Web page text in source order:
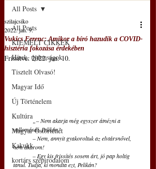
All Posts
KIEMELT CIKKEK
Hírek, újdonságok
Tisztelt Olvasó!
Magyar Idő
Új Történelem
Kultúra
Magyar Őstörténet
Kakukk
kortárs szépirodalom
All Posts
Vukics Ferenc: Amikor a bíró hazudik a COVID-
hisztéria fokozása érdekében
szilajcsiko
2022. jan. 9.
Frissítve:2022. jan. 10.
„– Nem akarja még egyszer átnézni a
vallomását, Pelikán?
– Nem, annyit gyakoroltuk az elvtársnővel,
nem akarom!
– Egy kis frissítés sosem árt, jó pap holtig
tanul. Tudja, ki mondta ezt, Pelikán?